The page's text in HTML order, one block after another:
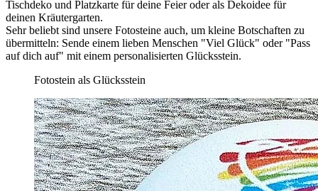
Tischdeko und Platzkarte für deine Feier oder als Dekoidee für
deinen Kräutergarten.
Sehr beliebt sind unsere Fotosteine auch, um kleine Botschaften zu
übermitteln: Sende einem lieben Menschen "Viel Glück" oder "Pass
auf dich auf" mit einem personalisierten Glücksstein.
Fotostein als Glücksstein